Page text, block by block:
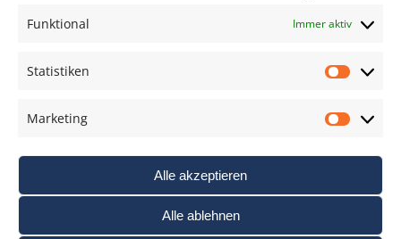
Funktional Immer aktiv
Statistiken
Marketing
Alle akzeptieren
Alle ablehnen